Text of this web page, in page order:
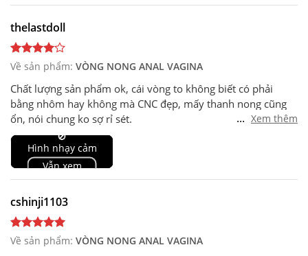
thelastdoll
Về sản phẩm: VÒNG NONG ANAL VAGINA
Chất lượng sản phẩm ok, cái vòng to không biết có phải
bằng nhôm hay không mà CNC đẹp, mấy thanh nong cũng
ổn, nói chung ko sợ rỉ sét.
Còn về sử dụng thì ko được như mong đợi, có lẽ là do tư thế
chưa đúng nên nó dễ bị tuột ra ngoài, tui phải tháo bớt 3
thanh ra vẫn bị tuột, ngồi vậy chủ yếu để chụp hình
feedback :)) Có lẽ tư thế tốt nhất là chổng mông lên thì sẽ
oke hơn, và nên chơi 2 người thì dễ dàng hơn cho việc siết
ốc nong. Cái này thích hợp cho mấy bạn chơi hard, còn tôi tò
mò muốn nhìn bên trong trực tràng nên mua về thử thôi.
Đánh giá 4* vì nó ko phù hợp với tôi cho lắm.
... Xem thêm
🚫
Hình nhạy cảm
Vẫn xem
cshinji1103
Về sản phẩm: VÒNG NONG ANAL VAGINA